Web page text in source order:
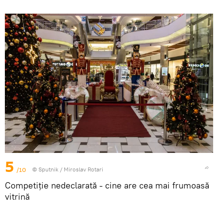
5 /10 © Sputnik / Miroslav Rotari
Competiție nedeclarată - cine are cea mai frumoasă
vitrină